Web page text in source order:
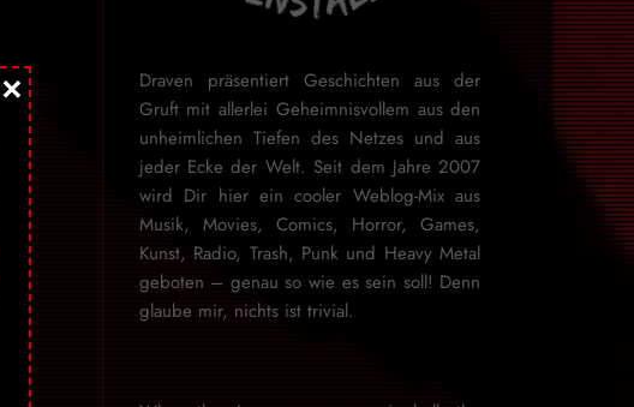
Draven präsentiert Geschichten aus der
Gruft mit allerlei Geheimnisvollem aus den
unheimlichen Tiefen des Netzes und aus
jeder Ecke der Welt. Seit dem Jahre 2007
wird Dir hier ein cooler Weblog-Mix aus
Musik, Movies, Comics, Horror, Games,
Kunst, Radio, Trash, Punk und Heavy Metal
geboten – genau so wie es sein soll! Denn
glaube mir, nichts ist trivial.
×